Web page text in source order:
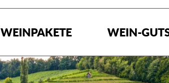
WEINPAKETE WEIN-